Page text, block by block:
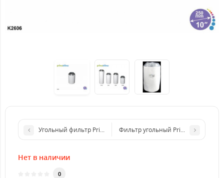
Угольный фильтр Prima Klima Industry Line K1606 (820-
Фильтр угольный Prima Klima
Нет в наличии
0